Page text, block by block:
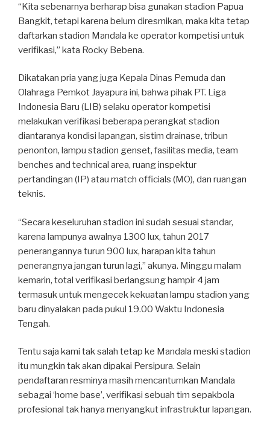
“Kita sebenarnya berharap bisa gunakan stadion Papua
Bangkit, tetapi karena belum diresmikan, maka kita tetap
daftarkan stadion Mandala ke operator kompetisi untuk
verifikasi,” kata Rocky Bebena.
Dikatakan pria yang juga Kepala Dinas Pemuda dan
Olahraga Pemkot Jayapura ini, bahwa pihak PT. Liga
Indonesia Baru (LIB) selaku operator kompetisi
melakukan verifikasi beberapa perangkat stadion
diantaranya kondisi lapangan, sistim drainase, tribun
penonton, lampu stadion genset, fasilitas media, team
benches and technical area, ruang inspektur
pertandingan (IP) atau match officials (MO), dan ruangan
teknis.
“Secara keseluruhan stadion ini sudah sesuai standar,
karena lampunya awalnya 1300 lux, tahun 2017
penerangannya turun 900 lux, harapan kita tahun
penerangnya jangan turun lagi,” akunya. Minggu malam
kemarin, total verifikasi berlangsung hampir 4 jam
termasuk untuk mengecek kekuatan lampu stadion yang
baru dinyalakan pada pukul 19.00 Waktu Indonesia
Tengah.
Tentu saja kami tak salah tetap ke Mandala meski stadion
itu mungkin tak akan dipakai Persipura. Selain
pendaftaran resminya masih mencantumkan Mandala
sebagai ‘home base’, verifikasi sebuah tim sepakbola
profesional tak hanya menyangkut infrastruktur lapangan.